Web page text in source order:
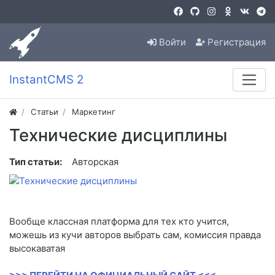
Войти Регистрация
InstantCMS 2
Статьи Маркетинг
Технические дисциплины
Тип статьи: Авторская
Вообще классная платформа для тех кто учится,
можешь из кучи авторов выбрать сам, комиссия правда
высокаватая